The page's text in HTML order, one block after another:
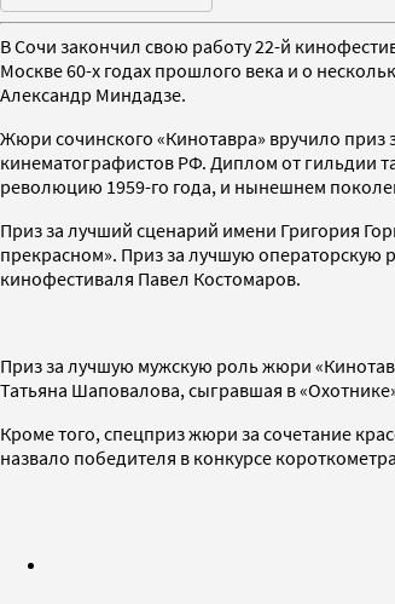
В Сочи закончил свою работу 22-й
Москве 60-х годах прошлого века и о
Александр Миндадзе.
Жюри сочинского «Кинотавра» вручило приз
кинематографистов РФ. Диплом от гильдии
революцию 1959-го года, и нынешнем
Приз за лучший сценарий имени Григория
прекрасном». Приз за лучшую операторскую
кинофестиваля Павел Костомаров.
Приз за лучшую мужскую роль жюри
Татьяна Шаповалова, сыгравшая в
Кроме того, спецприз жюри за сочетание
назвало победителя в конкурсе